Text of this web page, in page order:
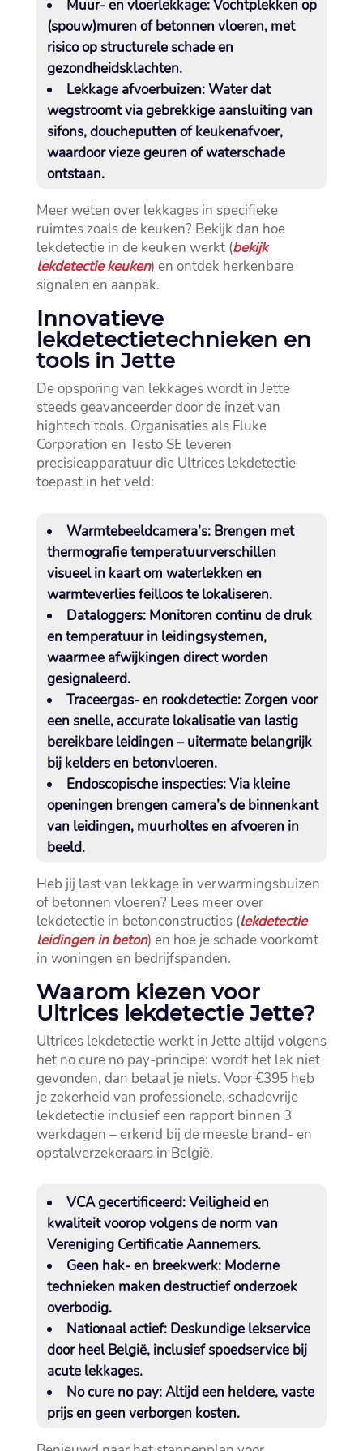
Muur- en vloerlekkage:Vochtplekken op
(spouw)muren of betonnen vloeren, met
risico op structurele schade en
gezondheidsklachten.​
Lekkage afvoerbuizen:Water dat
wegstroomt via gebrekkige aansluiting van
sifons, doucheputten of keukenafvoer,
waardoor vieze geuren of waterschade
ontstaan.​
Meer weten over lekkages in specifieke
ruimtes zoals de keuken? Bekijk dan hoe
lekdetectie in de keuken werkt (bekijk
lekdetectie keuken) en ontdek herkenbare
signalen en aanpak.​
Innovatieve
lekdetectietechnieken en
tools in Jette
De opsporing van lekkages wordt in Jette
steeds geavanceerder door de inzet van
hightech tools.​ Organisaties als Fluke
Corporation en Testo SE leveren
precisieapparatuur die Ultrices lekdetectie
toepast in het veld:
Warmtebeeldcamera’s:Brengen met
thermografie temperatuurverschillen
visueel in kaart om waterlekken en
warmteverlies feilloos te lokaliseren.​
Dataloggers:Monitoren continu de druk
en temperatuur in leidingsystemen,
waarmee afwijkingen direct worden
gesignaleerd.​
Traceergas- en rookdetectie:Zorgen voor
een snelle, accurate lokalisatie van lastig
bereikbare leidingen – uitermate belangrijk
bij kelders en betonvloeren.​
Endoscopische inspecties:Via kleine
openingen brengen camera’s de binnenkant
van leidingen, muurholtes en afvoeren in
beeld.​
Heb jij last van lekkage in verwarmingsbuizen
of betonnen vloeren? Lees meer over
lekdetectie in betonconstructies (lekdetectie
leidingen in beton) en hoe je schade voorkomt
in woningen en bedrijfspanden.​
Waarom kiezen voor
Ultrices lekdetectie Jette?
Ultrices lekdetectie werkt in Jette altijd volgens
het no cure no pay-principe: wordt het lek niet
gevonden, dan betaal je niets.​ Voor €395 heb
je zekerheid van professionele, schadevrije
lekdetectie inclusief een rapport binnen 3
werkdagen – erkend bij de meeste brand- en
opstalverzekeraars in België.​
VCA gecertificeerd:Veiligheid en
kwaliteit voorop volgens de norm van
Vereniging Certificatie Aannemers.​
Geen hak- en breekwerk:Moderne
technieken maken destructief onderzoek
overbodig.​
Nationaal actief:Deskundige lekservice
door heel België, inclusief spoedservice bij
acute lekkages.​
No cure no pay:Altijd een heldere, vaste
prijs en geen verborgen kosten.​